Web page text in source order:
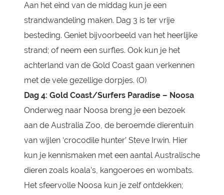
Aan het eind van de middag kun je een
strandwandeling maken. Dag 3 is ter vrije
besteding. Geniet bijvoorbeeld van het heerlijke
strand; of neem een surfles. Ook kun je het
achterland van de Gold Coast gaan verkennen
met de vele gezellige dorpjes. (O)
Dag 4: Gold Coast/Surfers Paradise – Noosa
Onderweg naar Noosa breng je een bezoek
aan de Australia Zoo, de beroemde dierentuin
van wijlen ‘crocodile hunter’ Steve Irwin. Hier
kun je kennismaken met een aantal Australische
dieren zoals koala’s, kangoeroes en wombats.
Het sfeervolle Noosa kun je zelf ontdekken;